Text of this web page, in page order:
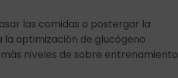
las comidas o postergar la
la optimización de glucógeno
niveles de sobre entrenamiento